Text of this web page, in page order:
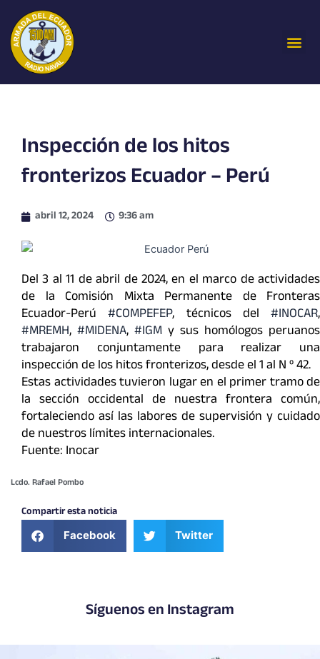
contenido
Inspección de los hitos
fronterizos Ecuador – Perú
abril 12, 2024 9:36 am
Del 3 al 11 de abril de 2024, en el marco de actividades
de la Comisión Mixta Permanente de Fronteras
Ecuador-Perú#COMPEFEP, técnicos del #INOCAR,
#MREMH, #MIDENA, #IGM y sus homólogos peruanos
trabajaron conjuntamente para realizar una
inspección de los hitos fronterizos, desde el 1 al N º 42.
Estas actividades tuvieron lugar en el primer tramo de
la sección occidental de nuestra frontera común,
fortaleciendo así las labores de supervisión y cuidado
de nuestros límites internacionales.
Fuente: Inocar
Lcdo. Rafael Pombo
Compartir esta noticia
Facebook Twitter
Síguenos en Instagram